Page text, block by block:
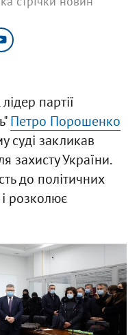
партії
Петро Порошенко
суді закликав
захисту України.
до політичних
розколює